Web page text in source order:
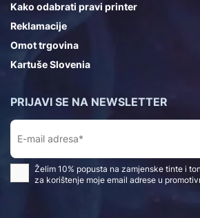
Kako odabrati pravi printer
Reklamacije
Omot trgovina
Kartuše Slovenia
PRIJAVI SE NA NEWSLETTER
Želim 10% popusta na zamjenske tinte i
za korištenje moje email adrese u